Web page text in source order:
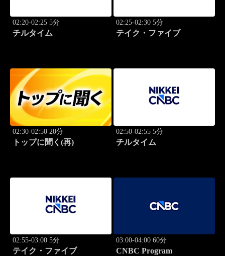
02:20-02:25 5分
チルタイム
02:25-02:30 5分
テイク・ファイブ
02:30-02:50 20分
トップに聞く(再)
02:50-02:55 5分
チルタイム
02:55-03:00 5分
テイク・ファイブ
03:00-04:00 60分
CNBC Program